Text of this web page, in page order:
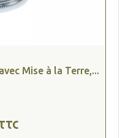
Mise à la Terre,...